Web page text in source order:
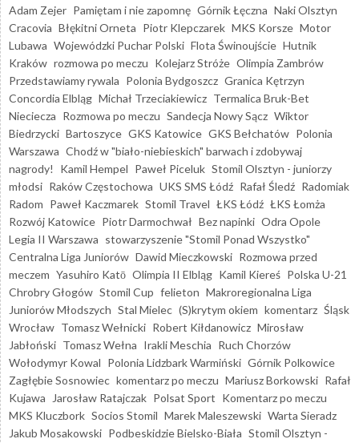
Adam Zejer Pamiętam i nie zapomnę Górnik Łęczna Naki Olsztyn
Cracovia Błękitni Orneta Piotr Klepczarek MKS Korsze Motor
Lubawa Wojewódzki Puchar Polski Flota Świnoujście Hutnik
Kraków rozmowa po meczu Kolejarz Stróże Olimpia Zambrów
Przedstawiamy rywala Polonia Bydgoszcz Granica Kętrzyn
Concordia Elbląg Michał Trzeciakiewicz Termalica Bruk-Bet
Nieciecza Rozmowa po meczu Sandecja Nowy Sącz Wiktor
Biedrzycki Bartoszyce GKS Katowice GKS Bełchatów Polonia
Warszawa Chodź w "biało-niebieskich" barwach i zdobywaj
nagrody!
Kamil Hempel Paweł Piceluk Stomil Olsztyn - juniorzy
młodsi Raków Częstochowa UKS SMS Łódź Rafał Śledź Radomiak
Radom Paweł Kaczmarek Stomil Travel ŁKS Łódź ŁKS Łomża
Rozwój Katowice Piotr Darmochwał Bez napinki Odra Opole
Legia II Warszawa stowarzyszenie "Stomil Ponad Wszystko"
Centralna Liga Juniorów Dawid Mieczkowski Rozmowa przed
meczem Yasuhiro Katō Olimpia II Elbląg Kamil Kiereś Polska U-21
Chrobry Głogów Stomil Cup felieton Makroregionalna Liga
Juniorów Młodszych Stal Mielec (S)krytym okiem komentarz Śląsk
Wrocław Tomasz Wełnicki Robert Kiłdanowicz Mirosław
Jabłoński Tomasz Wełna Irakli Meschia Ruch Chorzów
Wołodymyr Kowal Polonia Lidzbark Warmiński Górnik Polkowice
Zagłębie Sosnowiec komentarz po meczu Mariusz Borkowski Rafał
Kujawa
Jarosław Ratajczak Polsat Sport Komentarz po meczu
MKS Kluczbork Socios Stomil Marek Maleszewski Warta Sieradz
Jakub Mosakowski Podbeskidzie Bielsko-Biała Stomil Olsztyn -